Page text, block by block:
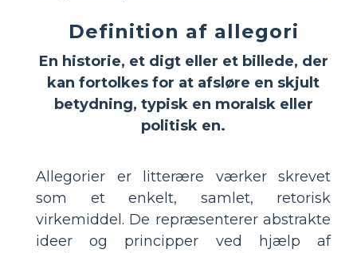
Definition af allegori
En historie, et digt eller et billede, der
kan fortolkes for at afsløre en skjult
betydning, typisk en moralsk eller
politisk en.
Allegorier er litterære værker skrevet
som et enkelt, samlet, retorisk
virkemiddel. De repræsenterer abstrakte
ideer og principper ved hjælp af